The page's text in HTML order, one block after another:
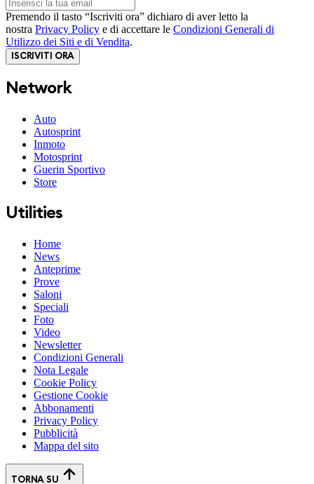
Premendo il tasto “Iscriviti ora” dichiaro di aver letto la
nostra Privacy Policy e di accettare le Condizioni Generali di
Utilizzo dei Siti e di Vendita.
ISCRIVITI ORA
Network
Auto
Autosprint
Inmoto
Motosprint
Guerin Sportivo
Store
Utilities
Home
News
Anteprime
Prove
Saloni
Speciali
Foto
Video
Newsletter
Condizioni Generali
Nota Legale
Cookie Policy
Gestione Cookie
Abbonamenti
Privacy Policy
Pubblicità
Mappa del sito
TORNA SU